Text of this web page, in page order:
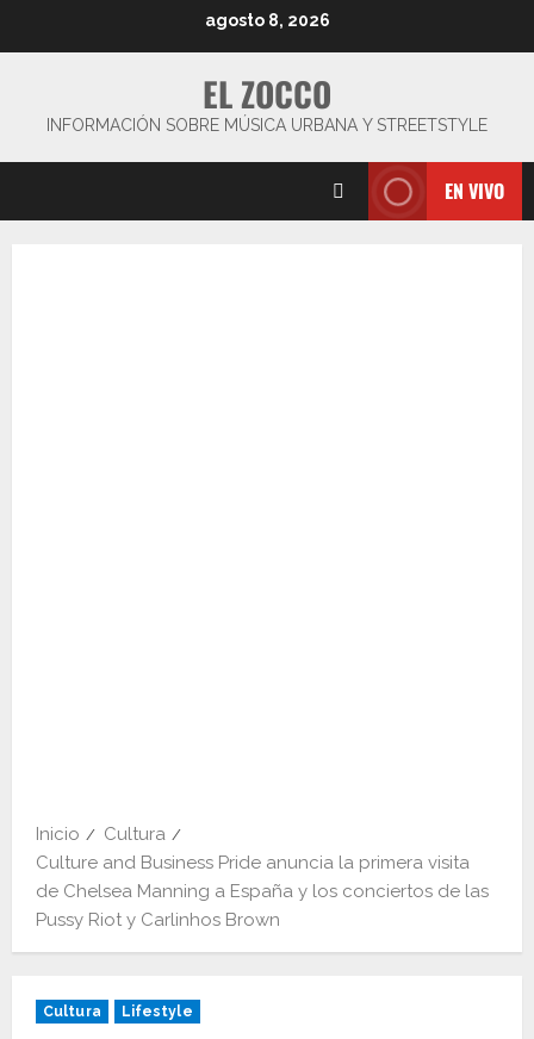
agosto 8, 2026
EL ZOCCO
INFORMACIÓN SOBRE MÚSICA URBANA Y STREETSTYLE
EN VIVO
Inicio
Cultura
Culture and Business Pride anuncia la primera visita
de Chelsea Manning a España y los conciertos de las
Pussy Riot y Carlinhos Brown
Cultura Lifestyle